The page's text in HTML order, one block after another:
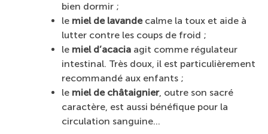
bien dormir ;
le miel de lavandecalme la toux et aide à
lutter contre les coups de froid ;
le miel d’acacia agit comme régulateur
intestinal. Très doux, il est particulièrement
recommandé aux enfants ;
le miel de châtaignier, outre son sacré
caractère, est aussi bénéfique pour la
circulation sanguine…